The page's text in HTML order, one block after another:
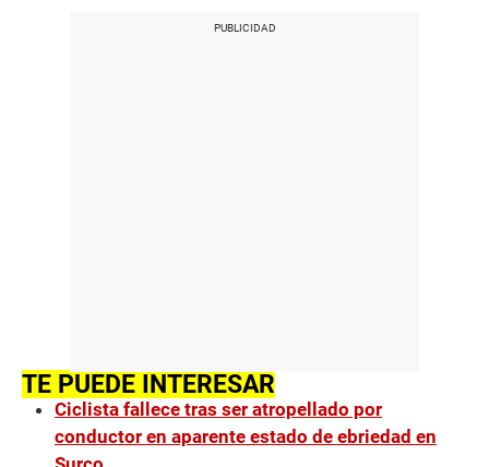
TE PUEDE INTERESAR
Ciclista fallece tras ser atropellado por
conductor en aparente estado de ebriedad en